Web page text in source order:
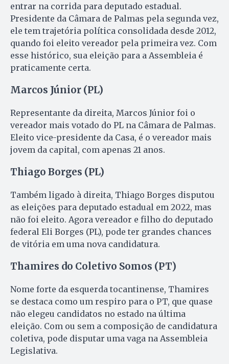
entrar na corrida para deputado estadual.
Presidente da Câmara de Palmas pela segunda vez,
ele tem trajetória política consolidada desde 2012,
quando foi eleito vereador pela primeira vez. Com
esse histórico, sua eleição para a Assembleia é
praticamente certa.
Marcos Júnior (PL)
Representante da direita, Marcos Júnior foi o
vereador mais votado do PL na Câmara de Palmas.
Eleito vice-presidente da Casa, é o vereador mais
jovem da capital, com apenas 21 anos.
Thiago Borges (PL)
Também ligado à direita, Thiago Borges disputou
as eleições para deputado estadual em 2022, mas
não foi eleito. Agora vereador e filho do deputado
federal Eli Borges (PL), pode ter grandes chances
de vitória em uma nova candidatura.
Thamires do Coletivo Somos (PT)
Nome forte da esquerda tocantinense, Thamires
se destaca como um respiro para o PT, que quase
não elegeu candidatos no estado na última
eleição. Com ou sem a composição de candidatura
coletiva, pode disputar uma vaga na Assembleia
Legislativa.